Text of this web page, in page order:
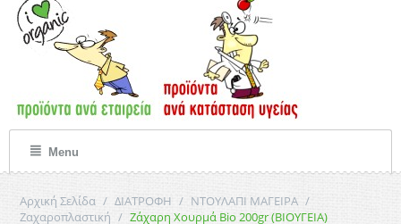
Menu
Αρχική Σελίδα / ΔΙΑΤΡΟΦΗ / ΝΤΟΥΛΑΠΙ ΜΑΓΕΙΡΑ /
Ζαχαροπλαστική / Ζάχαρη Χουρμά Bio 200gr (ΒΙΟΥΓΕΙΑ)